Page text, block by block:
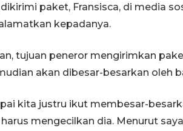
paket, Fransisca, di media
kepadanya.
tujuan peneror mengirimkan
akan dibesar-besarkan oleh
kita justru ikut membesar-
mengecilkan dia. Menurut